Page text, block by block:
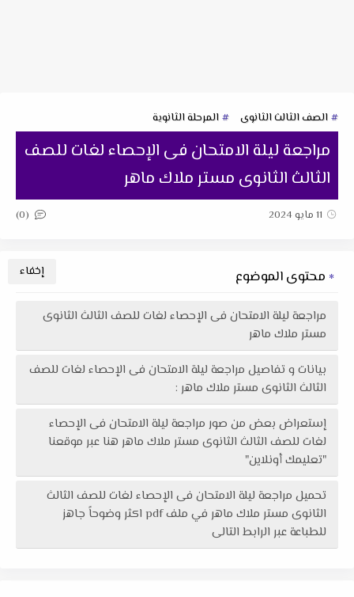
الصف الثالث الثانوى المرحلة الثانوية
مراجعة ليلة الامتحان فى الإحصاء لغات للصف
الثالث الثانوى مستر ملاك ماهر
11 مايو 2024 (0)
محتوى الموضوع
مراجعة ليلة الامتحان فى الإحصاء لغات للصف الثالث الثانوى
مستر ملاك ماهر
بيانات و تفاصيل مراجعة ليلة الامتحان فى الإحصاء لغات للصف
الثالث الثانوى مستر ملاك ماهر :
إستعراض بعض من صور مراجعة ليلة الامتحان فى الإحصاء
لغات للصف الثالث الثانوى مستر ملاك ماهر هنا عبر موقعنا
"تعليمك أونلاين"
تحميل مراجعة ليلة الامتحان فى الإحصاء لغات للصف الثالث
الثانوى مستر ملاك ماهر في ملف pdf اكثر وضوحاً جاهز
للطباعة عبر الرابط التالى